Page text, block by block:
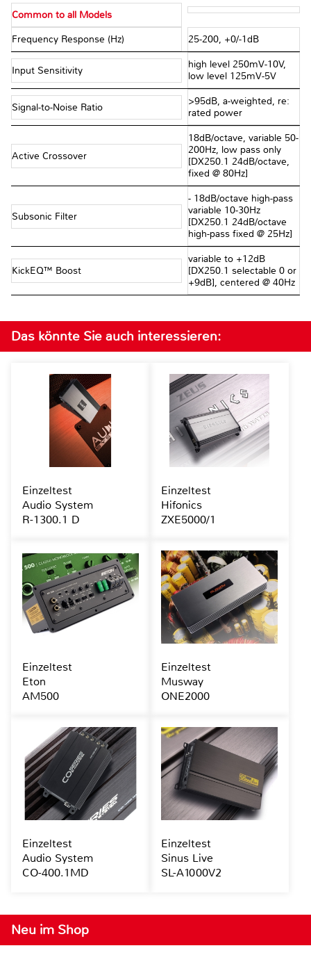
Common to all Models
Frequency Response (Hz) 25-200, +0/-1dB
Input Sensitivity
high level 250mV-10V,
low level 125mV-5V
Signal-to-Noise Ratio
>95dB, a-weighted, re:
rated power
Active Crossover
18dB/octave, variable 50-
200Hz, low pass only
[DX250.1 24dB/octave,
fixed @ 80Hz]
Subsonic Filter
- 18dB/octave high-pass
variable 10-30Hz
[DX250.1 24dB/octave
high-pass fixed @ 25Hz]
KickEQ™ Boost
variable to +12dB
[DX250.1 selectable 0 or
+9dB], centered @ 40Hz
Neu im Shop
Das könnte Sie auch interessieren:
Einzeltest
Audio System
R-1300.1 D
Einzeltest
Hifonics
ZXE5000/1
Einzeltest
Eton
AM500
Einzeltest
Musway
ONE2000
Einzeltest
Audio System
CO-400.1MD
Einzeltest
Sinus Live
SL-A1000V2